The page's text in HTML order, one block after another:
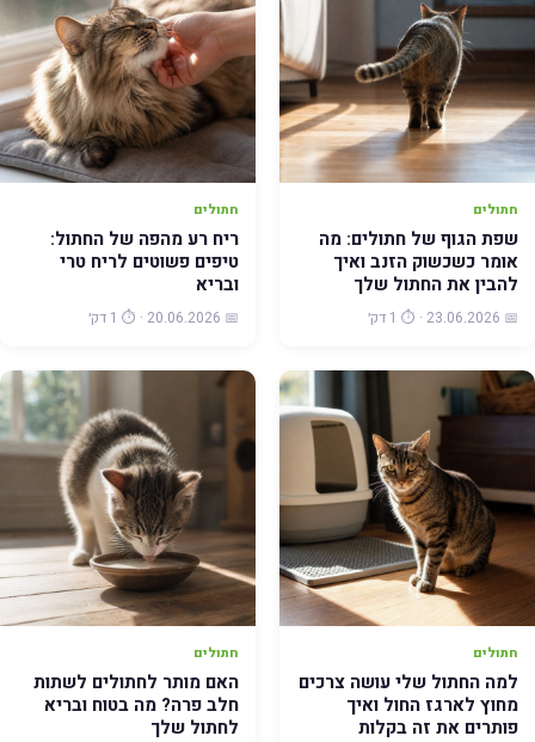
חתולים
שפת הגוף של חתולים: מה
אומר כשכשוק הזנב ואיך
להבין את החתול שלך
📅 23.06.2026 · ⏱️ 1 דק׳
חתולים
ריח רע מהפה של החתול:
טיפים פשוטים לריח טרי
ובריא
📅 20.06.2026 · ⏱️ 1 דק׳
חתולים
למה החתול שלי עושה צרכים
מחוץ לארגז החול ואיך
פותרים את זה בקלות
חתולים
האם מותר לחתולים לשתות
חלב פרה? מה בטוח ובריא
לחתול שלך